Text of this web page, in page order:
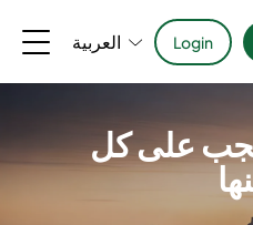
Login العربية
على كل